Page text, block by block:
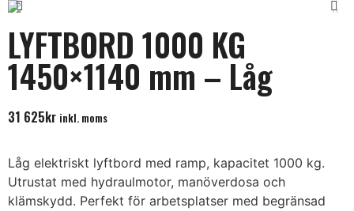
LYFTBORD 1000 KG
1450×1140 mm – Låg
31 625kr inkl. moms
Låg elektriskt lyftbord med ramp, kapacitet 1000 kg.
Utrustat med hydraulmotor, manöverdosa och
klämskydd. Perfekt för arbetsplatser med begränsad